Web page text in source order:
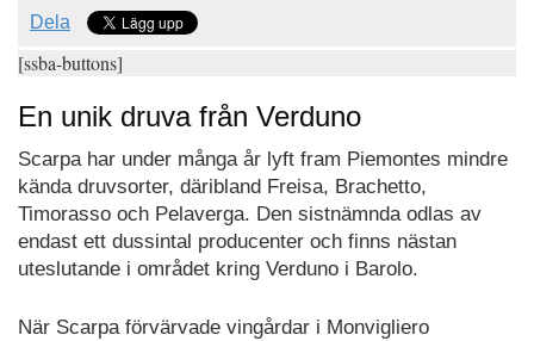
Dela
[ssba-buttons]
En unik druva från Verduno
Scarpa har under många år lyft fram Piemontes mindre
kända druvsorter, däribland Freisa, Brachetto,
Timorasso och Pelaverga. Den sistnämnda odlas av
endast ett dussintal producenter och finns nästan
uteslutande i området kring Verduno i Barolo.
När Scarpa förvärvade vingårdar i Monvigliero